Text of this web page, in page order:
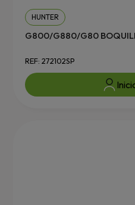
HUNTER
G800/G880/G80
REF: 272102SP